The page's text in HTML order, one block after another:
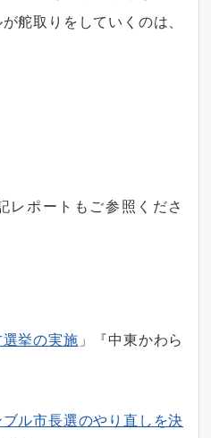
舵取りをしていくのは、
レポートもご参照くださ
選挙の実施 」『中東かわら
ブル市長選のやり直しを決